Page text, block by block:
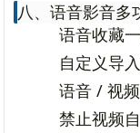
八、语音影音多
语音收藏
自定义导
语音 / 视
禁止视频